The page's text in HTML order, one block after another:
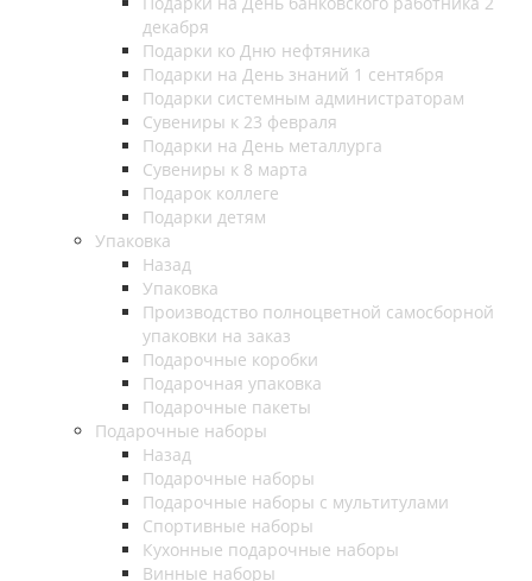
декабря
Подарки ко Дню нефтяника
Подарки на День знаний 1 сентября
Подарки системным администраторам
Сувениры к 23 февраля
Подарки на День металлурга
Сувениры к 8 марта
Подарок коллеге
Подарки детям
Упаковка
Назад
Упаковка
Производство полноцветной самосборной
упаковки на заказ
Подарочные коробки
Подарочная упаковка
Подарочные пакеты
Подарочные наборы
Назад
Подарочные наборы
Подарочные наборы с мультитулами
Спортивные наборы
Кухонные подарочные наборы
Винные наборы